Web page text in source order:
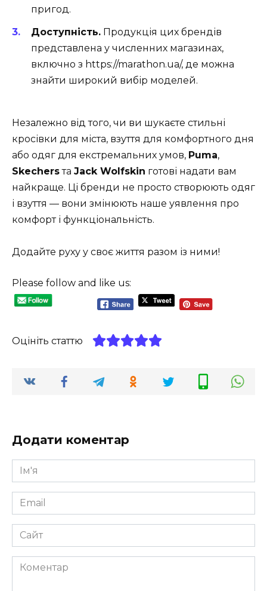
пригод.
Доступність. Продукція цих брендів
представлена у численних магазинах,
включно з https://marathon.ua/, де можна
знайти широкий вибір моделей.
Незалежно від того, чи ви шукаєте стильні
кросівки для міста, взуття для комфортного дня
або одяг для екстремальних умов, Puma,
Skechersта Jack Wolfskin готові надати вам
найкраще. Ці бренди не просто створюють одяг
і взуття — вони змінюють наше уявлення про
комфорт і функціональність.
Додайте руху у своє життя разом із ними!
Please follow and like us:
Оцініть статтю
Додати коментар
Ім'я
*
Email
*
Сайт
Коментар